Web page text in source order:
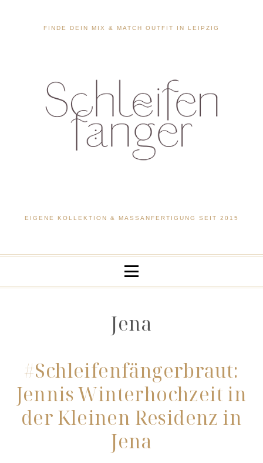
FINDE DEIN MIX & MATCH OUTFIT IN LEIPZIG
EIGENE KOLLEKTION & MASSANFERTIGUNG SEIT 2015
Jena
#Schleifenfängerbraut:
Jennis Winterhochzeit in
der Kleinen Residenz in
Jena